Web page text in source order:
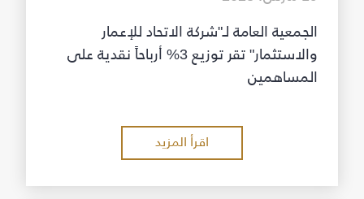
الجمعية العامة لـ"شركة الاتحاد للإعمار
والاستثمار" تقر توزيع 3% أرباحاً نقدية على
المساهمين
اقرأ المزيد